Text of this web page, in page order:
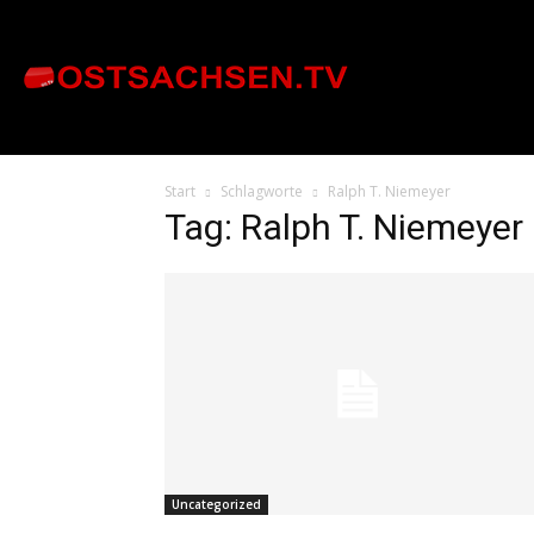
Start Schlagworte Ralph T. Niemeyer
Tag: Ralph T. Niemeyer
Uncategorized